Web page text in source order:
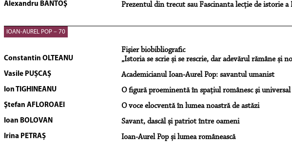
Alexandru BANTOŞ Prezentul din trecut sau Fascinanta lecție de istorie
IOAN-AUREL POP – 70
Fişier biobibliografic
Constantin OLTEANU „Istoria se scrie și se rescrie, dar adevărul rămâne și
Vasile PUȘCAȘ Academicianul Ioan-Aurel Pop: savantul umanist
Ion TIGHINEANU O figură proeminentă în spaţiul românesc şi universal
Ştefan AFLOROAEI O voce elocventă în lumea noastră de astăzi
Ioan BOLOVAN Savant, dascăl și patriot între oameni
Irina PETRAȘ Ioan-Aurel Pop și lumea românească